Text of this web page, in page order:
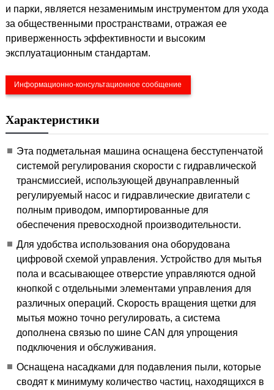
и парки, является незаменимым инструментом для ухода
за общественными пространствами, отражая ее
приверженность эффективности и высоким
эксплуатационным стандартам.
Информационно-консультационное сообщение
Характеристики
Эта подметальная машина оснащена бесступенчатой
системой регулирования скорости с гидравлической
трансмиссией, использующей двунаправленный
регулируемый насос и гидравлические двигатели с
полным приводом, импортированные для
обеспечения превосходной производительности.
Для удобства использования она оборудована
цифровой схемой управления. Устройство для мытья
пола и всасывающее отверстие управляются одной
кнопкой с отдельными элементами управления для
различных операций. Скорость вращения щетки для
мытья можно точно регулировать, а система
дополнена связью по шине CAN для упрощения
подключения и обслуживания.
Оснащена насадками для подавления пыли, которые
сводят к минимуму количество частиц, находящихся в